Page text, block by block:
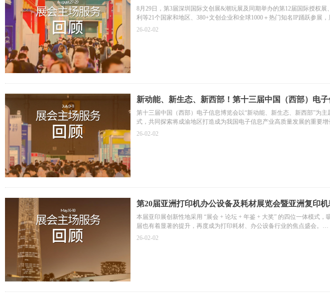
8月29日，第3届深圳国际文创展&潮玩展及同期举办的第12届国际授权
利等21个国家和地区、380+文创企业和全球1000＋热门知名IP踊跃参展
示、交流、贸易、合作为一体的行业顶尖盛会。
26-02-02
新动能、新生态、新西部！第十三届中国（西部）电
第十三届中国（西部）电子信息博览会以“新动能、新生态、新西部”为
式，共同探索将成渝地区打造成为我国电子信息产业高质量发展的重要增
智奥会展深圳团队作为主场服务商，为本次展会提供主场服务、标摊搭
26-02-02
第20届亚洲打印机办公设备及耗材展览会暨亚洲复印
本届亚印展创新性地采用 “展会 + 论坛 + 年鉴 + 大奖” 的四位一体模式
届也有着显著的提升，再度成为打印耗材、办公设备行业的焦点盛会。
智奥会展珠海团队作为主场服务商，为本次展会提供主场服务、标摊搭
26-02-02